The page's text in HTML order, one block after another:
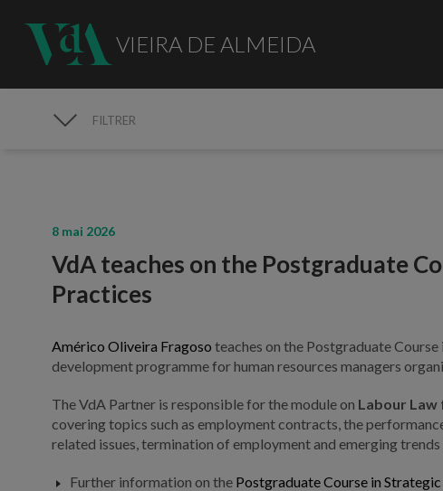
VIEIRA DE ALMEIDA
FILTRER
8 mai 2026
VdA teaches on the Postgraduate
Practices
Américo Oliveira Fragoso teaches on the Postgraduate
development programme for human resources managers
The VdA Partner is responsible for the module on Labour Law
covering topics such as employment contracts, the
related issues, termination of employment and emerging trends
Further information on the Postgraduate Course in